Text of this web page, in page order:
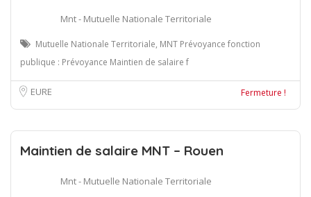
Mnt - Mutuelle Nationale Territoriale
Mutuelle Nationale Territoriale, MNT Prévoyance fonction
publique : Prévoyance Maintien de salaire f
EURE Fermeture !
Maintien de salaire MNT – Rouen
Mnt - Mutuelle Nationale Territoriale